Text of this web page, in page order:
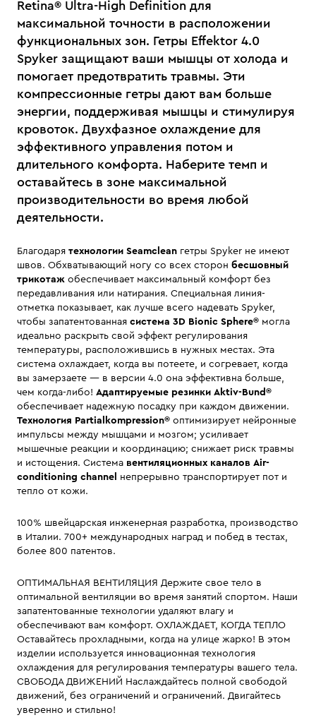
Retina® Ultra-High Definition для
максимальной точности в расположении
функциональных зон. Гетры Effektor 4.0
Spyker защищают ваши мышцы от холода и
помогает предотвратить травмы. Эти
компрессионные гетры дают вам больше
энергии, поддерживая мышцы и стимулируя
кровоток. Двухфазное охлаждение для
эффективного управления потом и
длительного комфорта. Наберите темп и
оставайтесь в зоне максимальной
производительности во время любой
деятельности.
Благодаря технологии Seamclean гетры Spyker не имеют
швов. Обхватывающий ногу со всех сторон бесшовный
трикотаж обеспечивает максимальный комфорт без
передавливания или натирания. Специальная линия-
отметка показывает, как лучше всего надевать Spyker,
чтобы запатентованная система 3D Bionic Sphere® могла
идеально раскрыть свой эффект регулирования
температуры, расположившись в нужных местах. Эта
система охлаждает, когда вы потеете, и согревает, когда
вы замерзаете — в версии 4.0 она эффективна больше,
чем когда-либо! Адаптируемые резинки Aktiv-Bund®
обеспечивает надежную посадку при каждом движении.
Технология Partialkompression® оптимизирует нейронные
импульсы между мышцами и мозгом; усиливает
мышечные реакции и координацию; снижает риск травмы
и истощения. Система вентиляционных каналов Air-
conditioning channel
непрерывно транспортирует пот и
тепло от кожи.
100% швейцарская инженерная разработка, производство
в Италии. 700+ международных наград и побед в тестах,
более 800 патентов.
ОПТИМАЛЬНАЯ ВЕНТИЛЯЦИЯ Держите свое тело в
оптимальной вентиляции во время занятий спортом. Наши
запатентованные технологии удаляют влагу и
обеспечивают вам комфорт. ОХЛАЖДАЕТ, КОГДА ТЕПЛО
Оставайтесь прохладными, когда на улице жарко! В этом
изделии используется инновационная технология
охлаждения для регулирования температуры вашего тела.
СВОБОДА ДВИЖЕНИЙ Наслаждайтесь полной свободой
движений, без ограничений и ограничений. Двигайтесь
уверенно и стильно!